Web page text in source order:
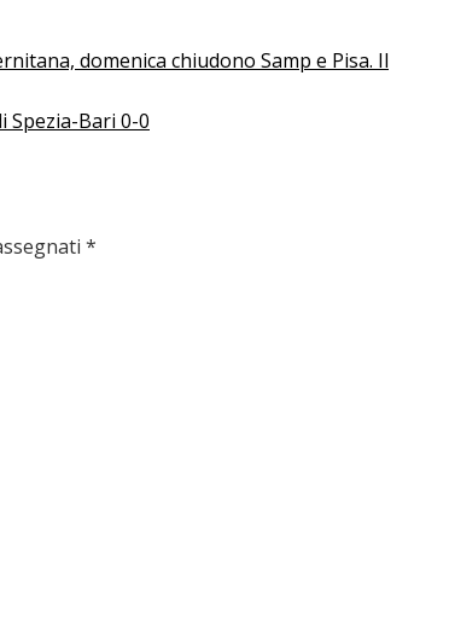
domenica chiudono Samp e Pisa. Il
Spezia-Bari 0-0
*